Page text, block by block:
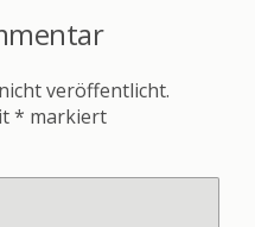
veröffentlicht.
* markiert